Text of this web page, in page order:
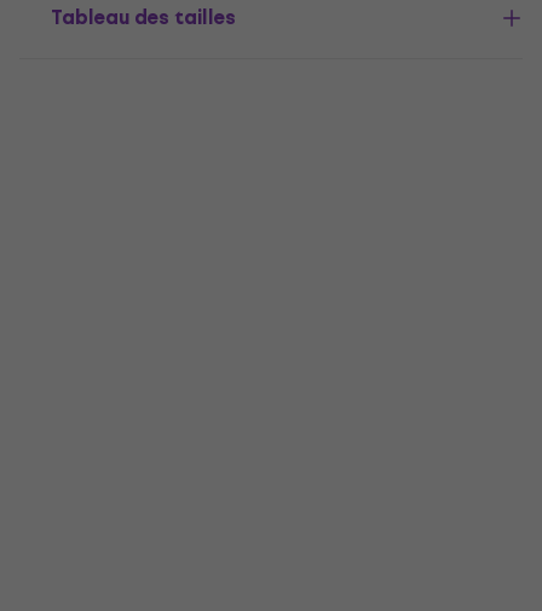
Tableau des tailles